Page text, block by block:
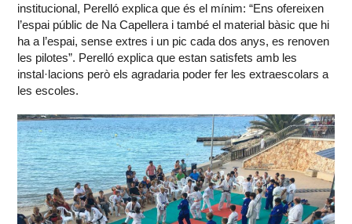
institucional, Perelló explica que és el mínim: “Ens ofereixen
l’espai públic de Na Capellera i també el material bàsic que hi
ha a l’espai, sense extres i un pic cada dos anys, es renoven
les pilotes”. Perelló explica que estan satisfets amb les
instal·lacions però els agradaria poder fer les extraescolars a
les escoles.